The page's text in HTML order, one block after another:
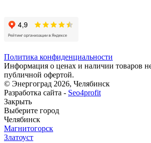
Политика конфиденциальности
Информация о ценах и наличии товаров
публичной офертой.
© Энергоград 2026, Челябинск
Разработка сайта - Seo4profit
Закрыть
Выберите город
Челябинск
Магнитогорск
Златоуст